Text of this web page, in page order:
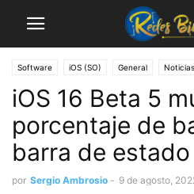
Software iOS (SO) General Noticias
iOS 16 Beta 5
porcentaje de
barra de estado
por Sergio Ambrosio - 9 de agosto,